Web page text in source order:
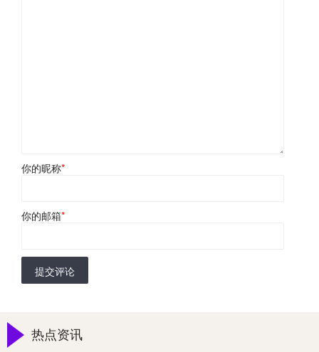
你的昵称*
你的邮箱*
提交评论
热点资讯